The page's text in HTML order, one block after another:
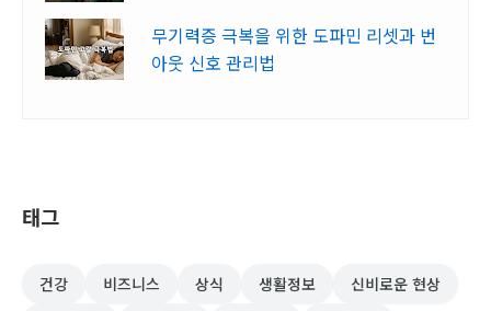
무기력증 극복을 위한 도파민 리셋과 번
아웃 신호 관리법
태그
건강 비즈니스 상식 생활정보
신비로운 현상